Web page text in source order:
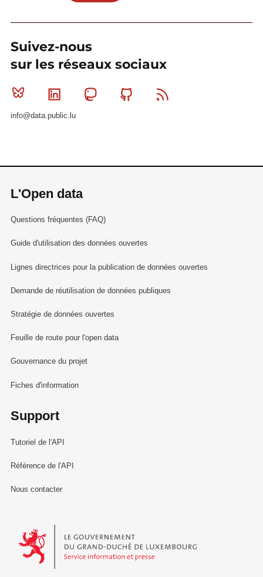
Suivez-nous
sur les réseaux sociaux
Bluesky Linkedin MastodonGithub
info@data.public.lu
L'Open data
Questions fréquentes (FAQ)
Guide d'utilisation des données ouvertes
Lignes directrices pour la publication de données ouvertes
Demande de réutilisation de données publiques
Stratégie de données ouvertes
Feuille de route pour l'open data
Gouvernance du projet
Fiches d'information
Support
Tutoriel de l'API
Référence de l'API
Nous contacter
Le Gouvernement du Grand-Duché de Luxembourg - Service